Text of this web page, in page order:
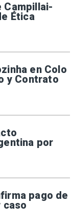
Campillai-
Ética
en Colo
y Contrato
por
pago de
caso